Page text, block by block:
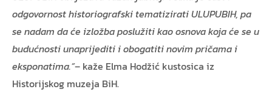
odgovornost historiografski tematizirati ULUPUBIH, pa
se nadam da će izložba poslužiti kao osnova koja će se u
budućnosti unaprijediti i obogatiti novim pričama i
eksponatima.”– kaže Elma Hodžić kustosica iz
Historijskog muzeja BiH.